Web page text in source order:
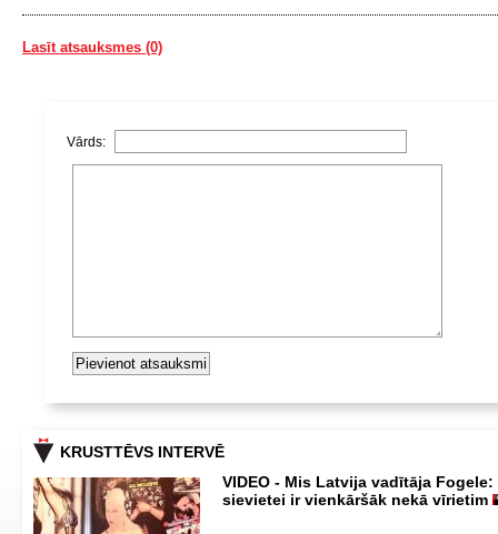
Lasīt atsauksmes (0)
Vārds:
KRUSTTĒVS INTERVĒ
VIDEO - Mis Latvija vadītāja
sievietei ir vienkāršāk nekā vīrietim